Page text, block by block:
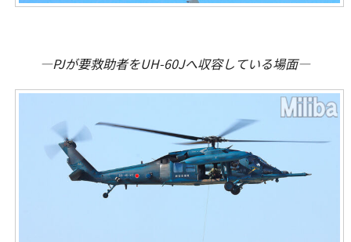
―PJが要救助者をUH-60Jへ収容している場面―